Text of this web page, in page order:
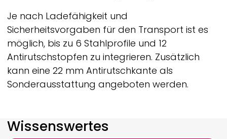
Je nach Ladefähigkeit und
Sicherheitsvorgaben für den Transport ist es
möglich, bis zu 6 Stahlprofile und 12
Antirutschstopfen zu integrieren. Zusätzlich
kann eine 22 mm Antirutschkante als
Sonderausstattung angeboten werden.
Wissenswertes